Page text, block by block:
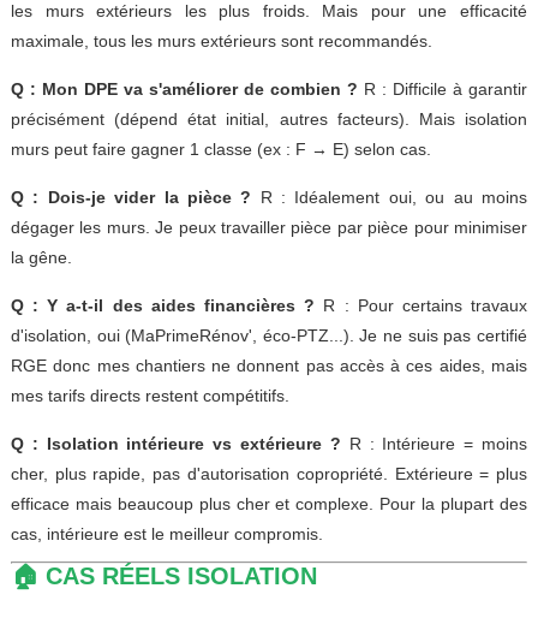
les murs extérieurs les plus froids. Mais pour une efficacité
maximale, tous les murs extérieurs sont recommandés.
Q : Mon DPE va s'améliorer de combien ? R : Difficile à garantir
précisément (dépend état initial, autres facteurs). Mais isolation
murs peut faire gagner 1 classe (ex : F → E) selon cas.
Q : Dois-je vider la pièce ? R : Idéalement oui, ou au moins
dégager les murs. Je peux travailler pièce par pièce pour minimiser
la gêne.
Q : Y a-t-il des aides financières ? R : Pour certains travaux
d'isolation, oui (MaPrimeRénov', éco-PTZ...). Je ne suis pas certifié
RGE donc mes chantiers ne donnent pas accès à ces aides, mais
mes tarifs directs restent compétitifs.
Q : Isolation intérieure vs extérieure ? R : Intérieure = moins
cher, plus rapide, pas d'autorisation copropriété. Extérieure = plus
efficace mais beaucoup plus cher et complexe. Pour la plupart des
cas, intérieure est le meilleur compromis.
🏠 CAS RÉELS ISOLATION